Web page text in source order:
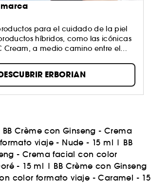
para el cuidado de la piel
híbridos, como las icónicas
Cream, a medio camino entre el
y el maquillaje.
responden a un objetivo preciso de
redescubrir tu piel.
ORGULLOSA DE ELLA!
ERBORIAN
BB Crème con Ginseng - Crema
viaje - Nude - 15 ml | BB
- Crema facial con color
- 15 ml | BB Crème con Ginseng
color formato viaje - Caramel - 15